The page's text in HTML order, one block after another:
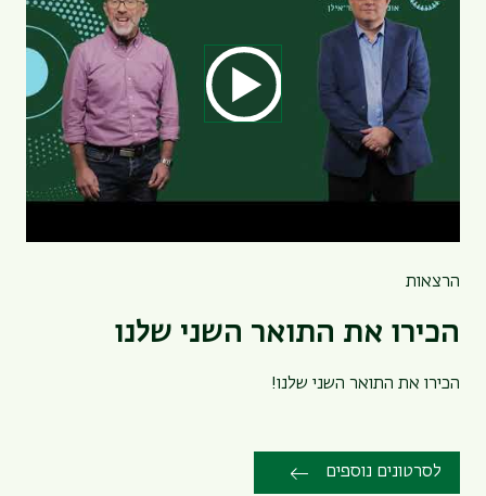
הרצאות
הכירו את התואר השני שלנו
הכירו את התואר השני שלנו!
לסרטונים נוספים